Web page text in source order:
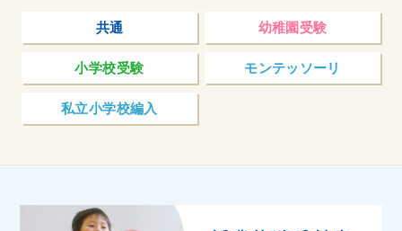
共通 幼稚園受験
小学校受験 モンテッソーリ
私立小学校編入